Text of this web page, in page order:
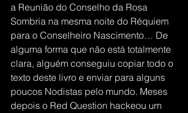
a Reunião do Conselho da Rosa
Sombria na mesma noite do Réquiem
para o Conselheiro Nascimento… De
alguma forma que não está totalmente
clara, alguém conseguiu copiar todo o
texto deste livro e enviar para alguns
poucos Nodistas pelo mundo. Meses
depois o Red Question hackeou um